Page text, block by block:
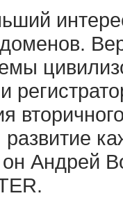
он Андрей